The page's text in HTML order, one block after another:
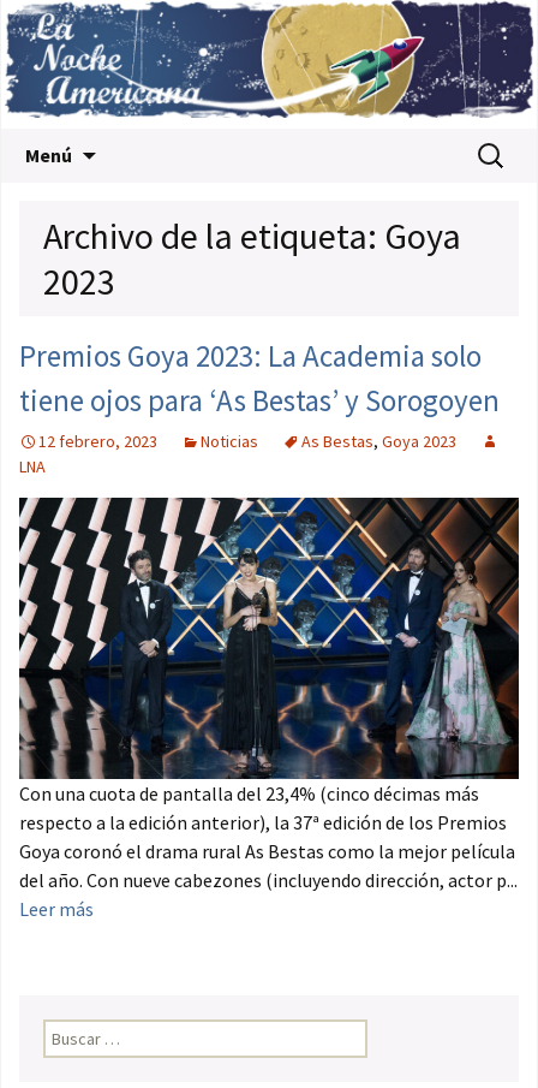
Menú Buscar:
Archivo de la etiqueta: Goya
2023
Premios Goya 2023: La Academia solo
tiene ojos para ‘As Bestas’ y Sorogoyen
12 febrero, 2023 Noticias As Bestas, Goya 2023
LNA
Con una cuota de pantalla del 23,4% (cinco décimas más
respecto a la edición anterior), la 37ª edición de los Premios
Goya coronó el drama rural As Bestas como la mejor película
del año. Con nueve cabezones (incluyendo dirección, actor p...
Leer más
Buscar: